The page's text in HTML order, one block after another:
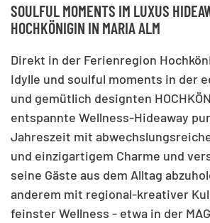
SOULFUL MOMENTS IM LUXUS
HOCHKÖNIGIN IN MARIA ALM
Direkt in der Ferienregion
Idylle und soulful moments in der
und gemütlich designten
entspannte Wellness-Hideaway
Jahreszeit mit
und einzigartigem Charme und
seine Gäste aus dem Alltag
anderem mit regional-kreativer
feinster Wellness - etwa in der